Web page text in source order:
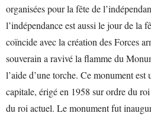
organisées pour la fête de
l’indépendance est aussi le jour de la
coïncide avec la création des Forces
souverain a ravivé la flamme du
l’aide d’une torche. Ce monument
capitale, érigé en 1958 sur ordre du
du roi actuel. Le monument fut